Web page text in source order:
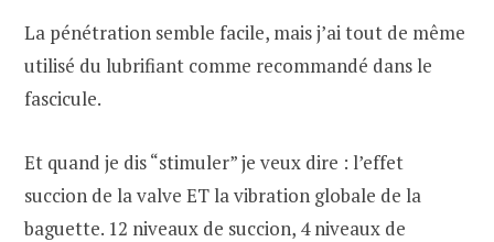
La pénétration semble facile, mais j’ai tout de même
utilisé du lubrifiant comme recommandé dans le
fascicule.
Et quand je dis “stimuler” je veux dire : l’effet
succion de la valve ET la vibration globale de la
baguette. 12 niveaux de succion, 4 niveaux de